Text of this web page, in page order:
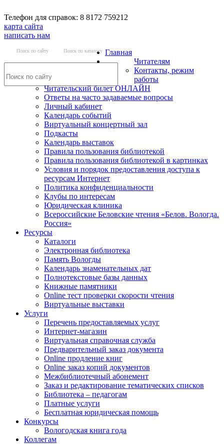
Телефон для справок: 8 8172 759212
карта сайта
написать нам
Поиск по сайту Поиск по каталогу Главная
Читателям
Контакты, режим
работы
Читательский билет ОНЛАЙН
Ответы на часто задаваемые вопросы
Личный кабинет
Календарь событий
Виртуальный концертный зал
Подкасты
Календарь выставок
Правила пользования библиотекой
Правила пользования библиотекой в картинках
Условия и порядок предоставления доступа к
ресурсам Интернет
Политика конфиденциальности
Клубы по интересам
Юридическая клиника
Всероссийские Беловские чтения «Белов. Вологда.
Россия»
Ресурсы
Каталоги
Электронная библиотека
Память Вологды
Календарь знаменательных дат
Полнотекстовые базы данных
Книжные памятники
Online тест проверки скорости чтения
Виртуальные выставки
Услуги
Перечень предоставляемых услуг
Интернет-магазин
Виртуальная справочная служба
Предварительный заказ документа
Online продление книг
Online заказ копий документов
Межбиблиотечный абонемент
Заказ и редактирование тематических списков
Библиотека – педагогам
Платные услуги
Бесплатная юридическая помощь
Конкурсы
Вологодская книга года
Коллегам